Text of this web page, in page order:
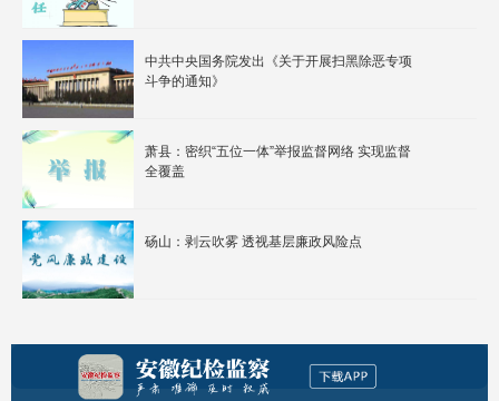
中共中央国务院发出《关于开展扫黑除恶专项
斗争的通知》
萧县：密织“五位一体”举报监督网络 实现监督
全覆盖
砀山：剥云吹雾 透视基层廉政风险点